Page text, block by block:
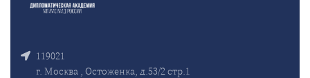
119021
г. Москва , Остоженка, д.53/2 стр.1